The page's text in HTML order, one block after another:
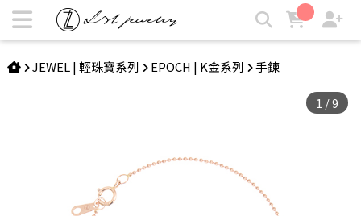
EPOCH | 14K珠圍翠繞手鍊 | LZL Jewelry 輕珠寶飾品
JEWEL | 輕珠寶系列 EPOCH | K金系列 手鍊
1 /9